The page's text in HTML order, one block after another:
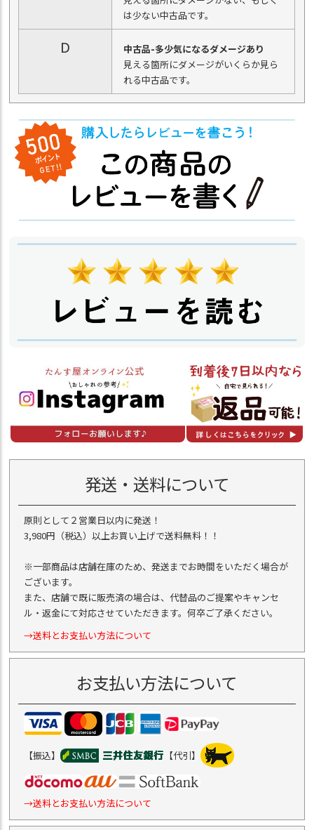
は少ない中古品です。
D
中古品-多少気になるダメージあり
見える箇所にダメージがいくらか見ら
れる中古品です。
発送・送料について
原則として２営業日以内に発送！
3,980円（税込）以上お買い上げで送料無料！！
※一部商品は店舗在庫のため、発送までお時間をいただく場合が
ございます。
また、店舗で既に販売済の場合は、代替品のご提案やキャンセ
ル・返金にて対応させていただきます。何卒ご了承ください。
→送料とお支払い方法について
お支払い方法について
【振込】 【代引】
→送料とお支払い方法について